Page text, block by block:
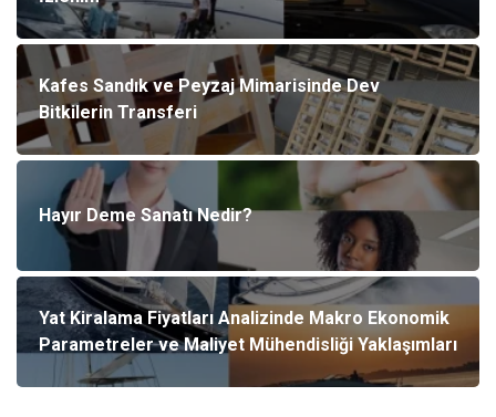
Kafes Sandık ve Peyzaj Mimarisinde Dev
Bitkilerin Transferi
Hayır Deme Sanatı Nedir?
Yat Kiralama Fiyatları Analizinde Makro Ekonomik
Parametreler ve Maliyet Mühendisliği Yaklaşımları